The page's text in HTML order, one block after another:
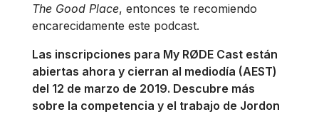
The Good Place, entonces te recomiendo
encarecidamente este podcast.
Las inscripciones para My RØDE Cast están
abiertas ahora y cierran al mediodía (AEST)
del 12 de marzo de 2019. Descubre más
sobre la competencia y el trabajo de Jordon